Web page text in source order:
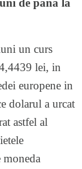
de pana la
un curs
lei, in
europene in
dolarul a urcat
astfel al
moneda